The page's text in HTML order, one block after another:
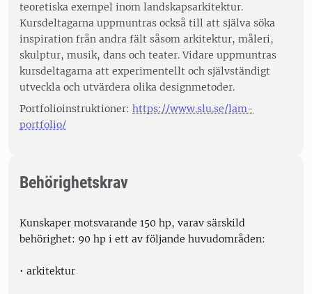
teoretiska exempel inom landskapsarkitektur.
Kursdeltagarna uppmuntras också till att själva söka
inspiration från andra fält såsom arkitektur, måleri,
skulptur, musik, dans och teater. Vidare uppmuntras
kursdeltagarna att experimentellt och självständigt
utveckla och utvärdera olika designmetoder.
Portfolioinstruktioner: https://www.slu.se/lam-
portfolio/
Behörighetskrav
Kunskaper motsvarande 150 hp, varav särskild
behörighet: 90 hp i ett av följande huvudområden:
• arkitektur